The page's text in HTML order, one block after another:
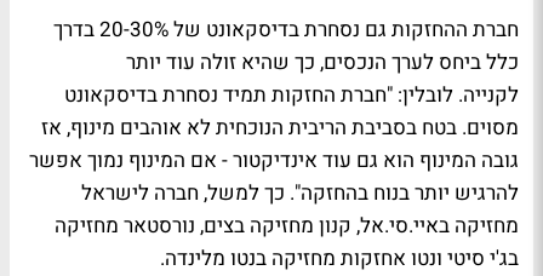
חברת ההחזקות גם נסחרת בדיסקאונט של 20-30% בדרך
כלל ביחס לערך הנכסים, כך שהיא זולה עוד יותר
לקנייה. לובלין: "חברת החזקות תמיד נסחרת בדיסקאונט
מסוים. בטח בסביבת הריבית הנוכחית לא אוהבים מינוף, אז
גובה המינוף הוא גם עוד אינדיקטור - אם המינוף נמוך אפשר
להרגיש יותר בנוח בהחזקה". כך למשל, חברה לישראל
מחזיקה באיי.סי.אל, קנון מחזיקה בצים, נורסטאר מחזיקה
בג'י סיטי ונטו אחזקות מחזיקה בנטו מלינדה.